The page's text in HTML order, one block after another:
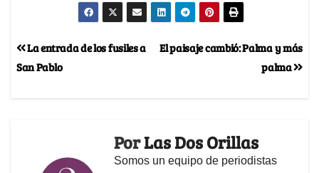
El paisaje cambió: Palma y más
palma
La entrada de los fusiles a
San Pablo
PorLas Dos Orillas
Somos un equipo de periodistas